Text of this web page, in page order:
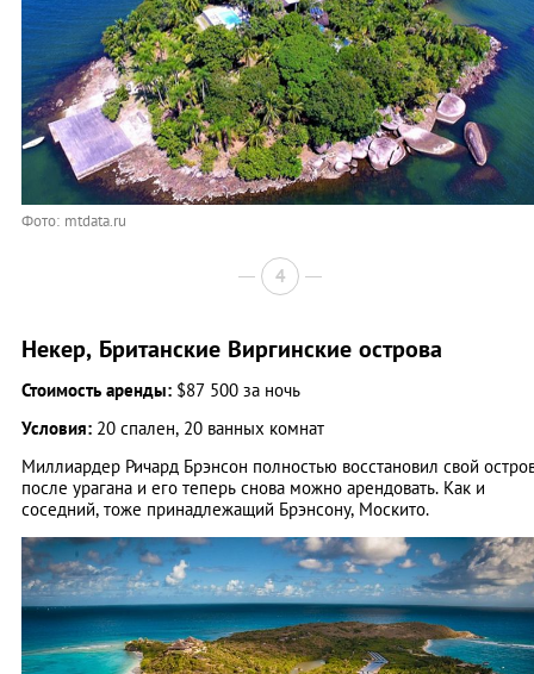
Фото: mtdata.ru
4
Некер, Британские Виргинские острова
Стоимость аренды: $87 500 за ночь
Условия: 20 спален, 20 ванных комнат
Миллиардер Ричард Брэнсон полностью восстановил свой
после урагана и его теперь снова можно арендовать. Как и
соседний, тоже принадлежащий Брэнсону, Москито.